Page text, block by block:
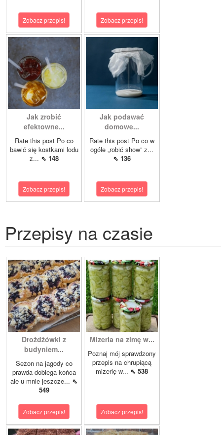
Zobacz przepis! Zobacz przepis!
Jak zrobić
efektowne...
Rate this post Po co
bawić się kostkami lodu
z... ⇖ 148
Zobacz przepis!
Jak podawać
domowe...
Rate this post Po co w
ogóle „robić show” z...
⇖ 136
Zobacz przepis!
Przepisy na czasie
Drożdżówki z
budyniem...
Sezon na jagody co
prawda dobiega końca
ale u mnie jeszcze... ⇖
549
Zobacz przepis!
Mizeria na zimę w...
Poznaj mój sprawdzony
przepis na chrupiącą
mizerię w... ⇖ 538
Zobacz przepis!